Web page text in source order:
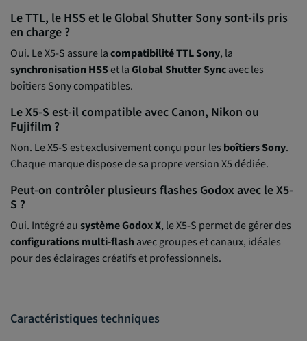
Le TTL, le HSS et le Global Shutter Sony sont-ils pris
en charge ?
Oui. Le X5-S assure lacompatibilité TTL Sony, la
synchronisation HSSet laGlobal Shutter Syncavec les
boîtiers Sony compatibles.
Le X5-S est-il compatible avec Canon, Nikon ou
Fujifilm ?
Non. Le X5-S est exclusivement conçu pour les boîtiers Sony.
Chaque marque dispose de sa propre version X5 dédiée.
Peut-on contrôler plusieurs flashes Godox avec le X5-
S ?
Oui. Intégré ausystème Godox X, le X5-S permet de gérer des
configurations multi-flash avec groupes et canaux, idéales
pour des éclairages créatifs et professionnels.
Caractéristiques techniques